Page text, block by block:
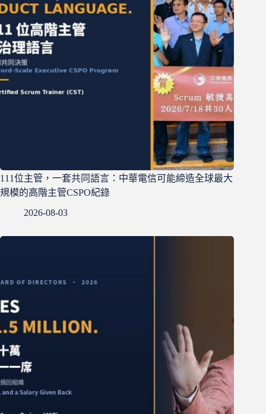
111位主管，一套共同語言：中華電信可能締造全球最大
規模的高階主管CSPO紀錄
2026-08-03